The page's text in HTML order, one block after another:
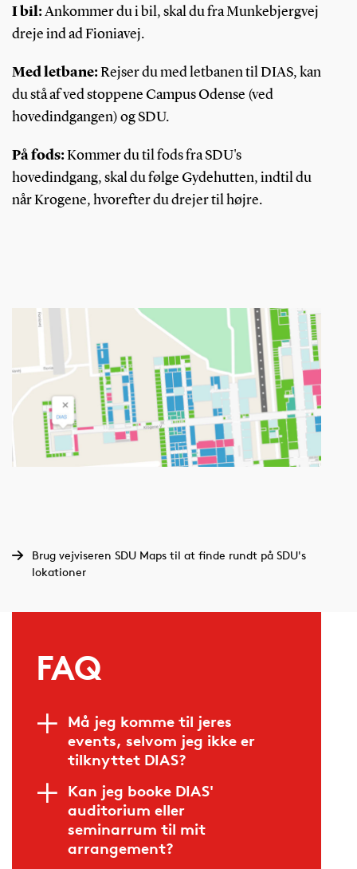
I bil:Ankommer du i bil, skal du fra Munkebjergvej
dreje ind ad Fioniavej.
Med letbane:Rejser du med letbanen til DIAS, kan
du stå af ved stoppene Campus Odense (ved
hovedindgangen) og SDU.
På fods:Kommer du til fods fra SDU's
hovedindgang, skal du følge Gydehutten, indtil du
når Krogene, hvorefter du drejer til højre.
Brug vejviseren SDU Maps til at finde rundt på SDU's
lokationer
FAQ
Må jeg komme til jeres
events, selvom jeg ikke er
tilknyttet DIAS?
Kan jeg booke DIAS'
auditorium eller
seminarrum til mit
arrangement?